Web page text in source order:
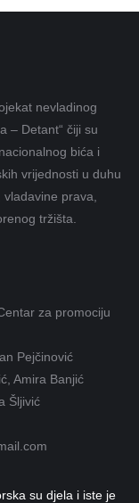
nevladinog
– Detant“ čiji su
bića i
vrijednosti u duhu
prava,
tržišta.
za promociju
Pejčinović
Amira Banjić
Šljivić
su djela i iste je